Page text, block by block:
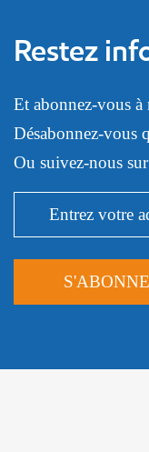
Restez
Et abonnez-vous à
Désabonnez-vous
Ou suivez-nous sur